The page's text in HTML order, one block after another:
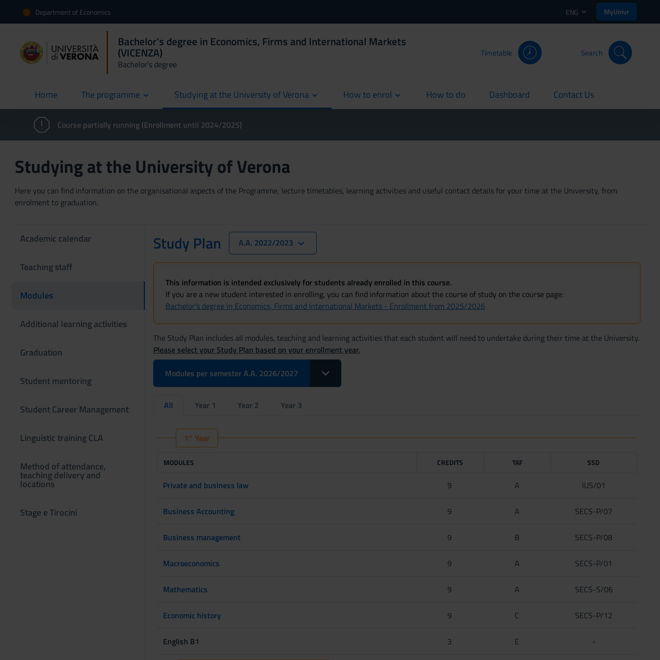
Department of Economics ENG MyUnivr
Bachelor's degree in Economics, Firms and International Markets
(VICENZA)
Bachelor's degree
Timetable Search
Home
current The programme Studying at the University of Verona How to enrol How to do
current Dashboard
current Contact Us
current
Course partially running (Enrollment until 2024/2025)
Studying at the University of Verona
Here you can find information on the organisational aspects of the Programme, lecture timetables, learning activities and useful contact details for your time at the University, from
enrolment to graduation.
Academic calendar
Teaching staff
Modules
Additional learning activities
Graduation
Student mentoring
Student Career Management
Linguistic training CLA
Method of attendance,
teaching delivery and
locations
Stage e Tirocini
Study Plan A.A. 2022/2023
This information is intended exclusively for students already enrolled in this course.
If you are a new student interested in enrolling, you can find information about the course of study on the course page:
Bachelor's degree in Economics, Firms and International Markets - Enrollment from 2025/2026
The Study Plan includes all modules, teaching and learning activities that each student will need to undertake during their time at the University.
Please select your Study Plan based on your enrollment year.
Modules per semester A.A. 2026/2027
Toggle Dropdown Select Modules per semester
All Year 1 Year 2 Year 3
1° Year
MODULES CREDITS TAF SSD
Private and business law 9 A IUS/01
Business Accounting 9 A SECS-P/07
Business management 9 B SECS-P/08
Macroeconomics 9 A SECS-P/01
Mathematics 9 A SECS-S/06
Economic history 9 C SECS-P/12
English B1 3 E -